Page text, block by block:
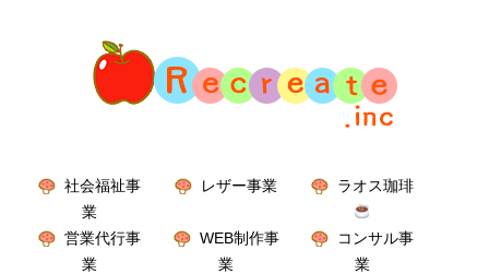
社会福祉事
業
レザー事業 ラオス珈琲
営業代行事
業
WEB制作事
業
コンサル事
業